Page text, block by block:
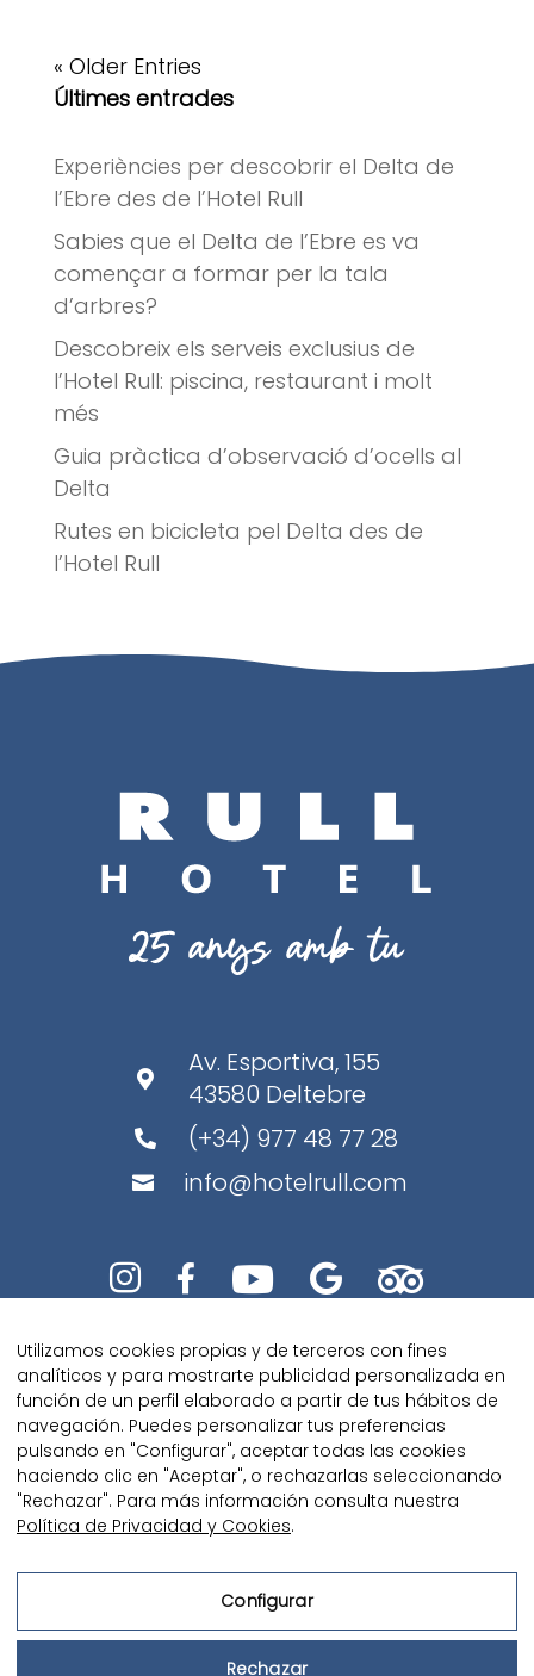
« Older Entries
Últimes entrades
Experiències per descobrir el Delta de
l’Ebre des de l’Hotel Rull
Sabies que el Delta de l’Ebre es va
començar a formar per la tala
d’arbres?
Descobreix els serveis exclusius de
l’Hotel Rull: piscina, restaurant i molt
més
Guia pràctica d’observació d’ocells al
Delta
Rutes en bicicleta pel Delta des de
l’Hotel Rull

Av. Esportiva, 155
43580 Deltebre
 (+34) 977 48 77 28
 info@hotelrull.com
    
Diseñado con amor porKaipi
Marketing
Utilizamos cookies propias y de terceros con fines
analíticos y para mostrarte publicidad personalizada en
función de un perfil elaborado a partir de tus hábitos de
navegación. Puedes personalizar tus preferencias
pulsando en "Configurar", aceptar todas las cookies
haciendo clic en "Aceptar", o rechazarlas seleccionando
"Rechazar". Para más información consulta nuestra
Política de Privacidad y Cookies.
Configurar
Rechazar